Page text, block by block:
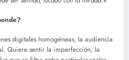
digitales homogéneas, la audiencia
Quiere sentir la imperfección, la